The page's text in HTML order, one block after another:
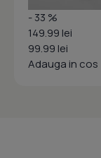
- 33 %
149.99 lei
99.99 lei
Adauga in cos